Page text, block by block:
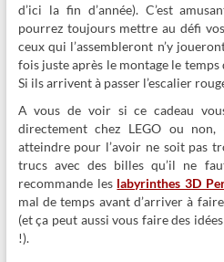
d’ici la fin d’année). C’est
pourrez toujours mettre au défi
ceux qui l’assembleront n’y
fois juste après le montage le
Si ils arrivent à passer l’escalier
A vous de voir si ce cadeau
directement chez LEGO ou
atteindre pour l’avoir ne soit pas
trucs avec des billes qu’il ne
recommande les labyrinthes 3D
mal de temps avant d’arriver à
(et ça peut aussi vous faire des
!).